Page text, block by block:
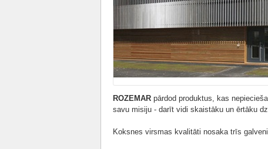
ROZEMAR pārdod produktus, kas
savu misiju - darīt vidi skaistāku un ērtāku
Koksnes virsmas kvalitāti nosaka trīs